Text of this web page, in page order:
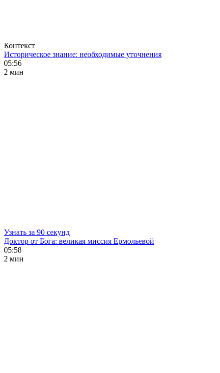
Контекст
Историческое знание: необходимые уточнения
05:56
2 мин
Узнать за 90 секунд
Доктор от Бога: великая миссия Ермольевой
05:58
2 мин